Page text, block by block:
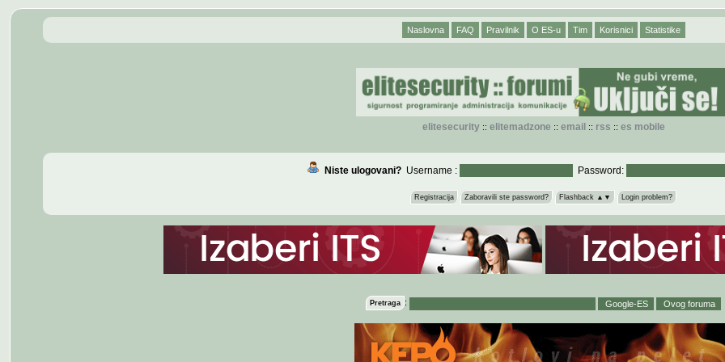
Naslovna FAQ Pravilnik O ES-u Tim Korisnici Statistike
elitesecurity:: elitemadzone :: email :: rss :: es mobile
Niste ulogovani?Username : Password:
Registracija Zaboravili ste password? Flashback ▲▼ Login problem?
Pretraga :